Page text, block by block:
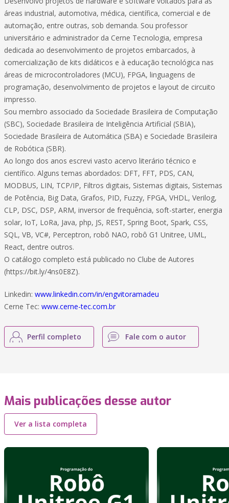
áreas industrial, automotiva, médica, científica, comercial e de
automação, entre outras, sob demanda. Sou professor
universitário e administrador da Cerne Tecnologia, empresa
dedicada ao desenvolvimento de projetos embarcados, à
comercialização de kits didáticos e à educação tecnológica nas
áreas de microcontroladores (MCU), FPGA, linguagens de
programação, desenvolvimento de projetos e layout de circuito
impresso.
Sou membro associado da Sociedade Brasileira de Computação
(SBC), Sociedade Brasileira de Inteligência Artificial (SBIA),
Sociedade Brasileira de Automática (SBA) e Sociedade Brasileira
de Robótica (SBR).
Ao longo dos anos escrevi vasto acervo literário técnico e
científico. Alguns temas abordados: DFT, FFT, PDS, CAN,
MODBUS, LIN, TCP/IP, Filtros digitais, Sistemas digitais, Sistemas
de Potência, Big Data, Grafos, PID, Fuzzy, FPGA, VHDL, Verilog,
CLP, DSC, DSP, ARM, inversor de frequência, soft-starter, energia
solar, IoT, LoRa, Java, php, JS, REST, Spring Boot, Spark, CSS,
SQL, VB, VC#, Perceptron, robô NAO, robô G1 Unitree, UML,
React, dentre outros.
O catálogo completo está publicado no Clube de Autores
(https://bit.ly/4ns0E8Z).
Linkedin: www.linkedin.com/in/engvitoramadeu
Cerne Tec: www.cerne-tec.com.br
Perfil completo Fale com o autor
Mais publicações desse autor
Ver a lista completa